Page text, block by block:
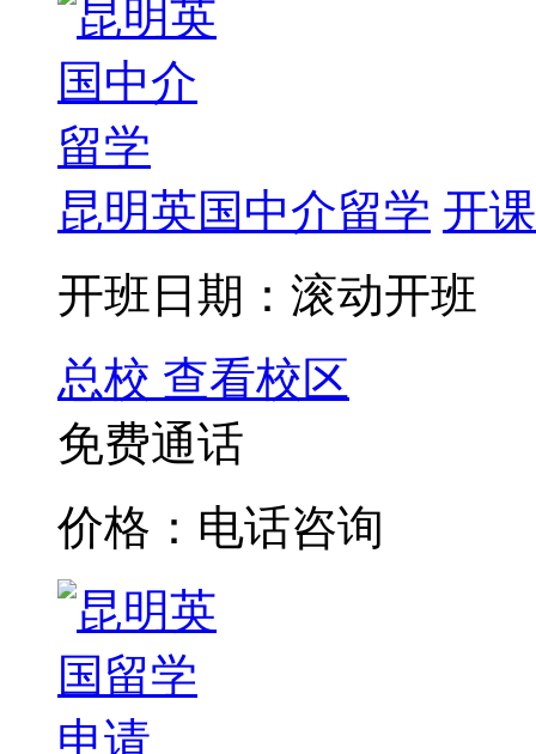
昆明英国中介留学 开
开班日期：滚动开班
总校 查看校区
免费通话
价格：电话咨询